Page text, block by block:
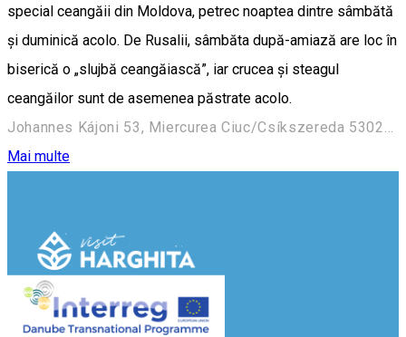
special ceangăii din Moldova, petrec noaptea dintre sâmbătă
și duminică acolo. De Rusalii, sâmbăta după-amiază are loc în
biserică o „slujbă ceangăiască”, iar crucea și steagul
ceangăilor sunt de asemenea păstrate acolo.
Johannes Kájoni 53, Miercurea Ciuc/Csíkszereda 530204, Romania
Mai multe